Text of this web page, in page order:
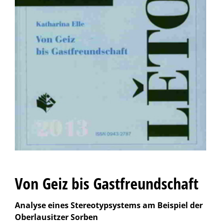
Von Geiz bis Gastfreundschaft
Analyse eines Stereotypsystems am Beispiel der
Oberlausitzer Sorben